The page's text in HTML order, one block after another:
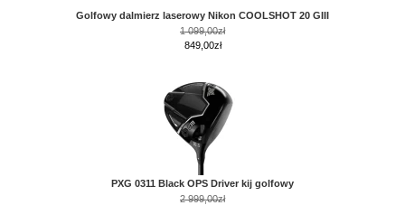
Golfowy dalmierz laserowy Nikon COOLSHOT 20 GIII
1 099,00zł
849,00zł
PXG 0311 Black OPS Driver kij golfowy
2 999,00zł